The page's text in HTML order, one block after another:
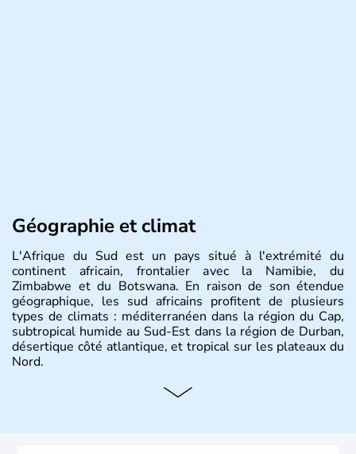
Géographie et climat
L'Afrique du Sud est un pays situé à l'extrémité du
continent africain, frontalier avec la Namibie, du
Zimbabwe et du Botswana. En raison de son étendue
géographique, les sud africains profitent de plusieurs
types de climats : méditerranéen dans la région du Cap,
subtropical humide au Sud-Est dans la région de Durban,
désertique côté atlantique, et tropical sur les plateaux du
Nord.
Histoire et administration